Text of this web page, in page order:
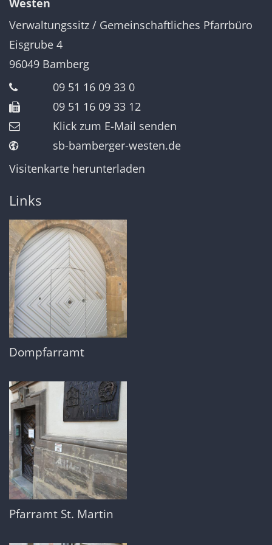
Westen
Verwaltungssitz / Gemeinschaftliches Pfarrbüro
Eisgrube 4
96049 Bamberg
09 51 16 09 33 0
09 51 16 09 33 12
Klick zum E-Mail senden
sb-bamberger-westen.de
Visitenkarte herunterladen
Links
Dompfarramt
Pfarramt St. Martin